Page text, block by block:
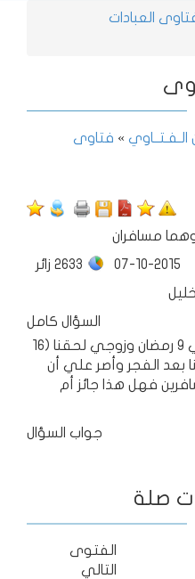
العبادات
الـفـتــاوي » فتاوى
مسافران
2633 زائر 07-10-2015
السؤال كامل
16) س: سافرت مكة مع أهلي ٩ رمضان وزوجي لحقنا
اليوم ١٢ تقابلنا بعد الفجر وأصر علي أن
فهل هذا جائز أم
جواب السؤال
صلة
الفتوى
التالي